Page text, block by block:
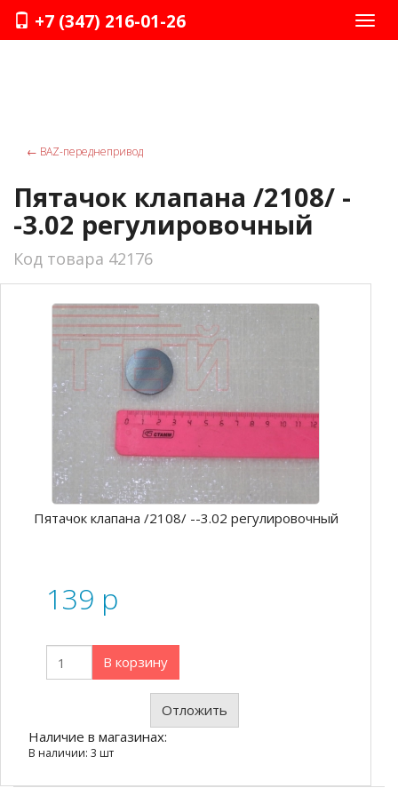
+7 (347) 216-01-26
← ВАZ-переднепривод
Пятачок клапана /2108/ -
-3.02 регулировочный
Код товара 42176
Пятачок клапана /2108/ --3.02 регулировочный
139 p
В корзину
Отложить
Наличие в магазинах:
В наличии: 3 шт